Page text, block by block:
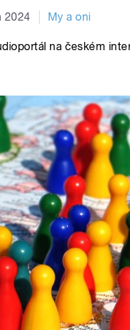
2024 My a oni
na českém